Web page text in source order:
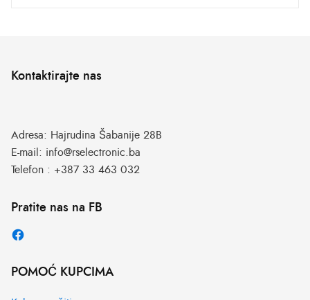
Kontaktirajte nas
Adresa: Hajrudina Šabanije 28B
E-mail: info@rselectronic.ba
Telefon : +387 33 463 032
Pratite nas na FB
POMOĆ KUPCIMA